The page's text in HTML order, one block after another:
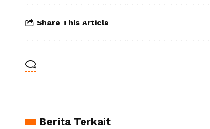
Share This Article
Berita Terkait